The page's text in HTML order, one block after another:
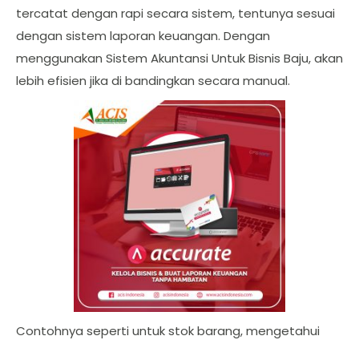
tercatat dengan rapi secara sistem, tentunya sesuai
dengan sistem laporan keuangan. Dengan
menggunakan Sistem Akuntansi Untuk Bisnis Baju, akan
lebih efisien jika di bandingkan secara manual.
Contohnya seperti untuk stok barang, mengetahui